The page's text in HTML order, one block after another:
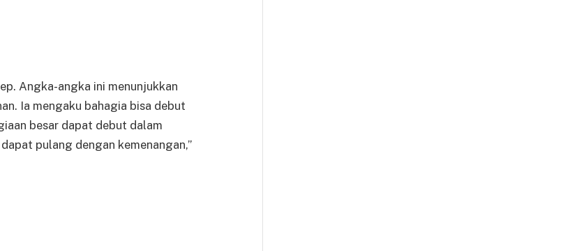
Angka-angka ini menunjukkan
Ia mengaku bahagia bisa debut
besar dapat debut dalam
pulang dengan kemenangan,”